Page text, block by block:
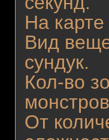
На
Вид
сундук.
Кол-во
От